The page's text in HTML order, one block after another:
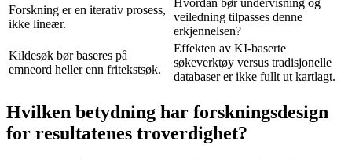
Forskning er en iterativ prosess,
ikke lineær.
Hvordan bør undervisning og
veiledning tilpasses denne
erkjennelsen?
Kildesøk bør baseres på
emneord heller enn fritekstsøk.
Effekten av KI-baserte
søkeverktøy versus tradisjonelle
databaser er ikke fullt ut kartlagt.
Hvilken betydning har forskningsdesign
for resultatenes troverdighet?